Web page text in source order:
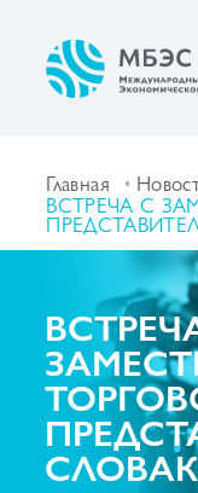
Главная
ВСТРЕЧА С